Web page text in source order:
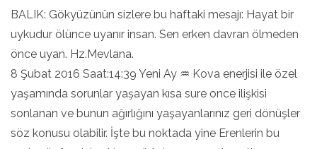
BALIK: Gökyüzünün sizlere bu haftaki mesajı: Hayat bir
uykudur ölünce uyanır insan. Sen erken davran ölmeden
önce uyan. Hz.Mevlana.
8 Şubat 2016 Saat:14:39 Yeni Ay ♒ Kova enerjisi ile özel
yaşamında sorunlar yaşayan kısa sure once ilişkisi
sonlanan ve bunun ağırlığını yaşayanlarınız geri dönüşler
söz konusu olabilir. İşte bu noktada yine Erenlerin bu